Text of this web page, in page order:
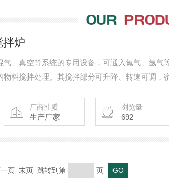
拌炉
、真空等系统的专用设备，可通入氮气、氩气
料搅拌处理。其搅拌部分可升降、转速可调，
全便捷。厂商性质
生产厂家
浏览量
692
页 末页 跳转到第 页